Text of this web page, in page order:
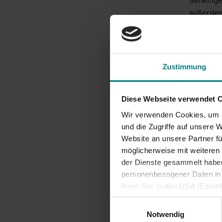
Zustimmung
Diese Webseite verwendet
Wir verwenden Cookies,
und die Zugriffe auf unsere
Website an unsere Partner
möglicherweise mit
der Dienste gesammelt
personenbezogener Daten
ihren Sitz in den USA
vergleichbares
besteht die Gefahr, dass
Notwendig
Bosbüll
Eine
Das zur
neuen
zur
Züge
Bedarf